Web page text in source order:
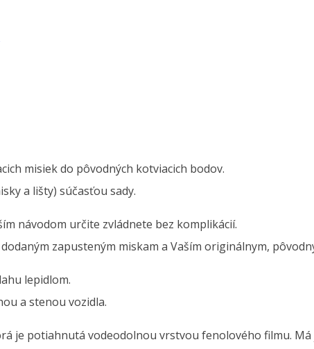
misiek do pôvodných kotviacich bodov.
a lišty) súčasťou sady.
návodom určite zvládnete bez komplikácií.
zapusteným miskam a Vaším originálnym,
lepidlom.
a stenou vozidla.
je potiahnutá vodeodolnou vrstvou fenolového filmu.